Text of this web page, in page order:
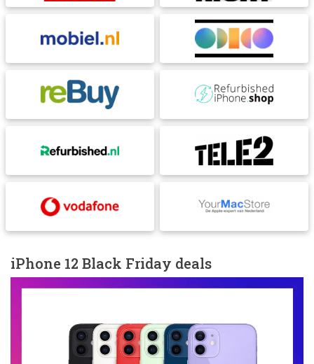
iPhone 12 Black Friday deals